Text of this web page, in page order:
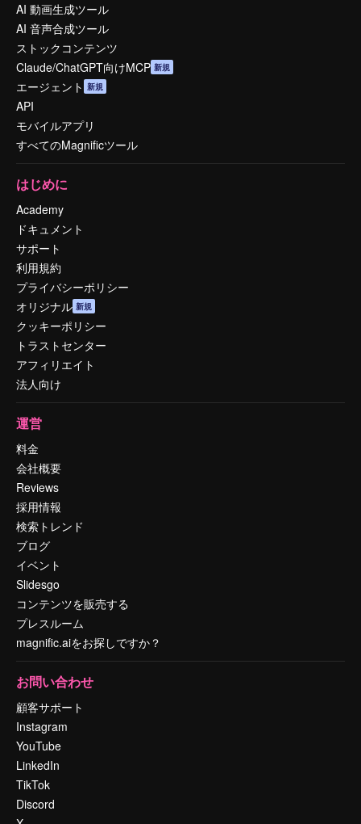
AI 動画生成ツール
AI 音声合成ツール
ストックコンテンツ
Claude/ChatGPT向けMCP 新規
エージェント 新規
API
モバイルアプリ
すべてのMagnificツール
はじめに
Academy
ドキュメント
サポート
利用規約
プライバシーポリシー
オリジナル 新規
クッキーポリシー
トラストセンター
アフィリエイト
法人向け
運営
料金
会社概要
Reviews
採用情報
検索トレンド
ブログ
イベント
Slidesgo
コンテンツを販売する
プレスルーム
magnific.aiをお探しですか？
お問い合わせ
顧客サポート
Instagram
YouTube
LinkedIn
TikTok
Discord